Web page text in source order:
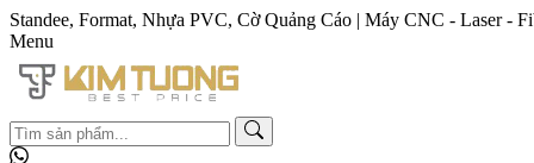
Standee, Format, Nhựa PVC, Cờ Quảng Cáo | Máy CNC - Laser -
Menu